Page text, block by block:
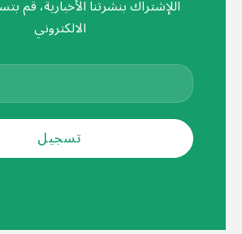
اللإشتراك بنشرتنا الأخبارية، قم
الالكتروني